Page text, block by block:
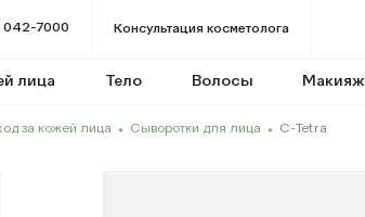
042-7000 Консультация косметолога
лица Тело Волосы Макияж
за кожей лица Сыворотки для лица C-Tetra